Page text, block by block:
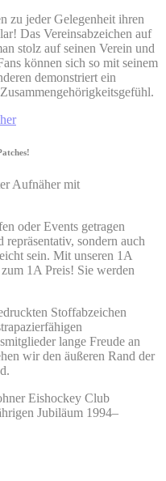
zu jeder Gelegenheit ihren
Das Vereinsabzeichen auf
stolz auf seinen Verein und
können sich so mit seinem
demonstriert ein
oder Events getragen
sondern auch
sein. Mit unseren 1A
1A Preis! Sie werden
Stoffabzeichen
lange Freude an
wir den äußeren Rand der